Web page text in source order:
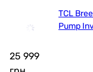
TCL
Pump
25 999